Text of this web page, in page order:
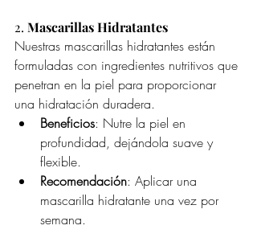
2. Mascarillas Hidratantes
Nuestras mascarillas hidratantes están
formuladas con ingredientes nutritivos que
penetran en la piel para proporcionar
una hidratación duradera.
Beneficios: Nutre la piel en
profundidad, dejándola suave y
flexible.
Recomendación: Aplicar una
mascarilla hidratante una vez por
semana.